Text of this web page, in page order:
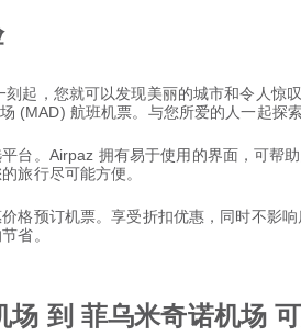
起，您就可以发现美丽的城市和令人惊
(MAD) 航班机票。与您所爱的人一起探
台。Airpaz 拥有易于使用的界面，可帮
旅行尽可能方便。
格预订机票。享受折扣优惠，同时不影
省。
到 菲乌米奇诺机场